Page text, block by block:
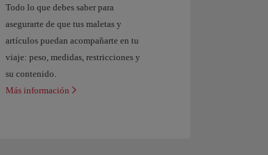
Todo lo que debes saber para
asegurarte de que tus maletas y
artículos puedan acompañarte en tu
viaje: peso, medidas, restricciones y
su contenido.
Más información